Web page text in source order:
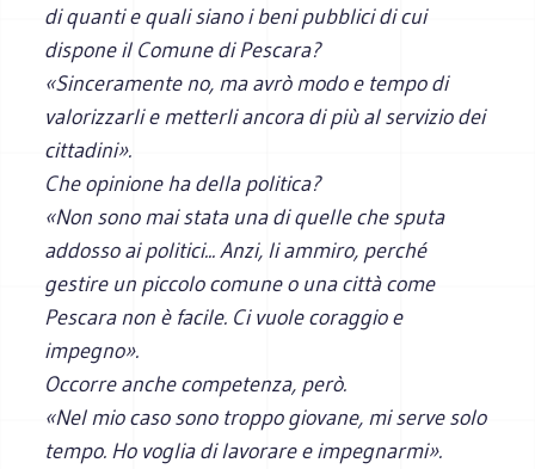
di quanti e quali siano i beni pubblici di cui
dispone il Comune di Pescara?
«Sinceramente no, ma avrò modo e tempo di
valorizzarli e metterli ancora di più al servizio dei
cittadini».
Che opinione ha della politica?
«Non sono mai stata una di quelle che sputa
addosso ai politici... Anzi, li ammiro, perché
gestire un piccolo comune o una città come
Pescara non è facile. Ci vuole coraggio e
impegno».
Occorre anche competenza, però.
«Nel mio caso sono troppo giovane, mi serve solo
tempo. Ho voglia di lavorare e impegnarmi».